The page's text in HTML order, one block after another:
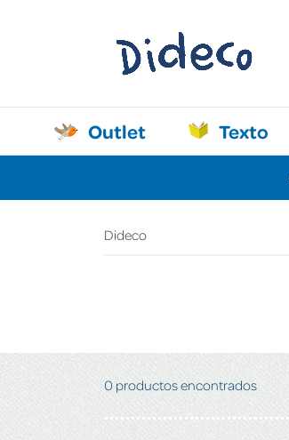
Outlet Texto
Dideco
0 productos encontrados